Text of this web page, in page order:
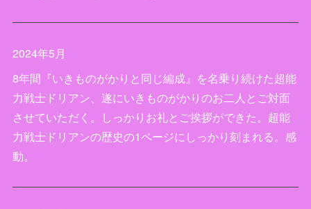
2024年5月
8年間『いきものがかりと同じ編成』を名乗り続けた超能
力戦士ドリアン、遂にいきものがかりのお二人とご対面
させていただく。しっかりお礼とご挨拶ができた。超能
力戦士ドリアンの歴史の1ページにしっかり刻まれる。感
動。